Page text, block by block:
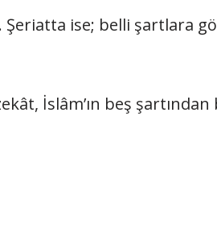
ise; belli şartlara
İslâm’ın beş